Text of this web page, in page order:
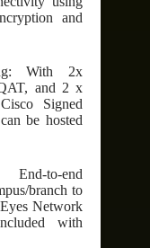
and
With 2x
and 2 x
Signed
be hosted
to-end
branch to
Network
with